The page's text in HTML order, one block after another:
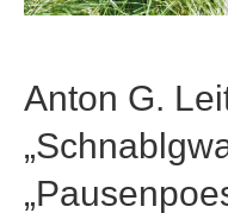
Einkaufsladen
Empfehlung des
Videos
Anton G.